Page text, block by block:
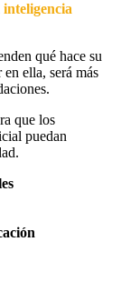
inteligencia
qué hace su
ella, será más
que los
puedan